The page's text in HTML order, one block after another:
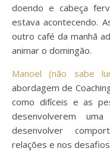
doendo e cabeça
estava acontecendo.
outro café da manhã
animar o domingão.
Manoel (não sabe
abordagem de
como difíceis e as
desenvolverem
desenvolver
relações e nos